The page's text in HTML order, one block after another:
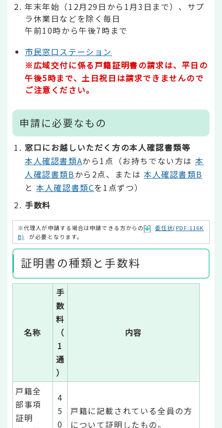
年末年始（12月29日から1月3日まで）、サプ
ラ休業日などを除く毎日
午前10時から午後7時まで
市民窓口ステーション
※広域交付に係る戸籍証明書の請求は、平日の
午後5時まで、土日祝日は請求できませんので
ご注意ください。
申請に必要なもの
窓口にお越しいただく方の本人確認書類等
本人確認書類Aから1点（お持ちでない方は 本
人確認書類Bから2点、または本人確認書類B
と本人確認書類Cを1点ずつ）
手数料
※代理人が申請する場合は申請できる方からの
委任状(PDF:116K
B)
が必要となります。
証明書の種類と手数料
名称
手
数
料
（
1
通
）
内容
戸籍全
部事項
証明
4
5
0
戸籍に記載されている全員の方
について証明したもの。